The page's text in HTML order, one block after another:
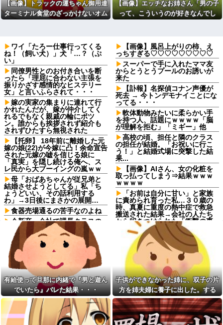
【画像】トラックの運ちゃん御用達
ターミナル食堂のざっかけないオム
【画像】エッチなお姉さん「男の子
って、こういうのが好きなんでし
ワイ「たろー仕事行ってくる
ね！（飼い犬）」犬「…？（ぷ
い」
同僚男性とのお付き合いを断
ったら「理屈に合わない主張を
振りかざす感情的なヒステリー
女」と言いふらされて・・・
嫁の実家の集まりに連れて行
かれたんだが、嫁が仲介してく
れるでもなく親戚の輪にポツ
ン。誰からも挨拶されず紹介も
されずひたすら無視された
【托卵】 18年前に離婚した元
嫁の娘(22)が今嫁に凸！余命宣告
された元嫁の嘘を信じる娘に
「真実」を隠し続ける俺へ、ス
レ民から大ブーイングの嵐ｗｗ
母「おばあちゃんが従兄弟と
結婚させようとしてる」私「ち
ょうどいい、その話利用する
わ」→3日後にまさかの展開…
食器売場通るの苦手なのよね
今新卒、会社で課長クラスの
人に半年以上私だけ攻撃され続
けた。精神的にも身体的にも参
ってしまった
アルコール依存症の夫が大暴
れ。私「休肝日くらい作って
よ」夫「必要ない！」→大暴れ
する夫を見たウトメに真実を話
した結果…
小さいフランス料理店をやっ
ているのだが、ケチ主婦団体に
「子持ちの主婦を大事にしない
と店は潰れる･･･」云々色々言わ
れてしまい...
【画像】風呂上がりの柿、え
っちすぎる♡♡♡♡♡♡♡♡♡
スーパーで手に入れたママ友
からとうとうプールのお誘いが
来た
【訃報】名探偵コナン声優が
死去 → 今トンデモナイことにな
ってる・・・
軟体動物みたいに柔らかい手
を持つ人、話題にｗｗｗｗ「脳
が理解を拒む」「ミギー」他
高校の頃、担任と隣のクラス
の担任が結婚。「お祝いに行こ
う！」と結婚式場に突撃した結
果...
【画像】AIさん、女の化粧を
取っ払ってしまう⇒結果ｗｗｗ
ｗｗｗｗ
「お前は自分に甘い」と家族
に責められ育った私…３０歳の
時、真夏に重度の熱中症で救急
搬送された結果→会社の人たち
から叩きつけられた「衝撃の事
実」に絶句
【画像あり】弊社の女性社
員、胸を強調しすぎで困るんだ
がｗｗｗｗｗｗｗｗｗｗ
「お前は自分に甘い」と家族
に責められ育った私…３０歳の
時、真夏に重度の熱中症で救急
搬送された結果→会社の人たち
から叩きつけられた「衝撃の事
実」に絶句
友人とファミレスでごはんを
食べてたら通りかかった友人彼
が入ってきて無断で友人の皿を
有給使って旦那に内緒で『男と遊ん
でいたら』バレた結果・・・
子供ができなかった姉に、双子の片
方を姉夫婦に養子に出した。する
と、養子に出した子がすごく礼儀正
しくてビックリ